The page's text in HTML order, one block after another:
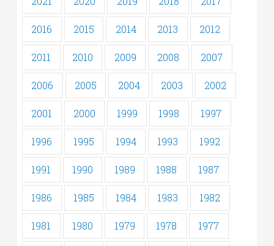
2016 2015 2014 2013 2012
2011 2010 2009 2008 2007
2006 2005 2004 2003 2002
2001 2000 1999 1998 1997
1996 1995 1994 1993 1992
1991 1990 1989 1988 1987
1986 1985 1984 1983 1982
1981 1980 1979 1978 1977